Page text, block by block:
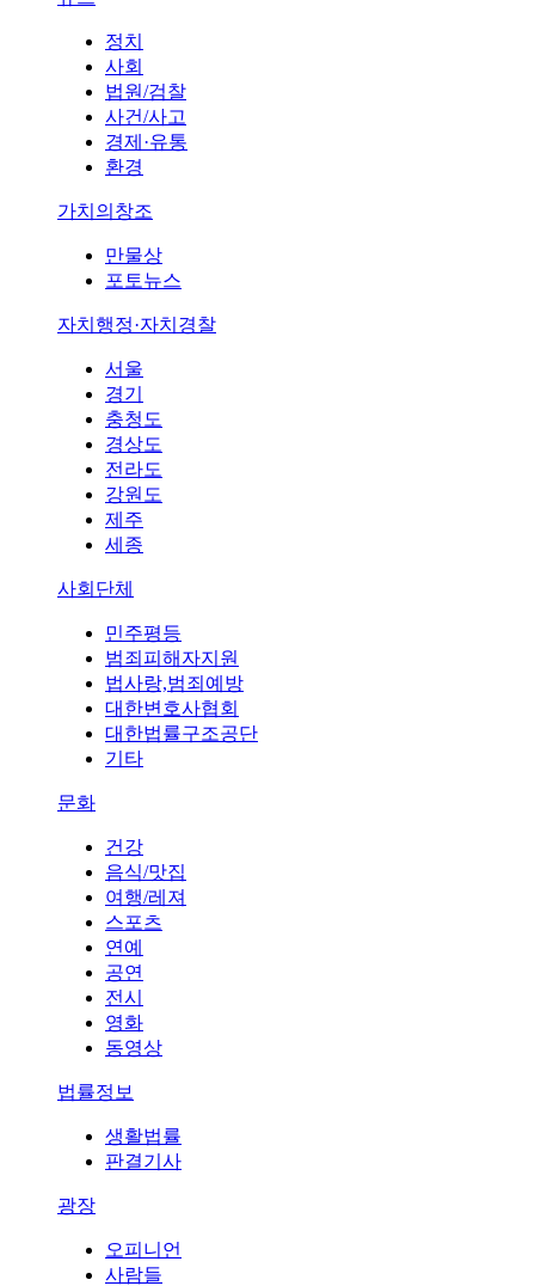
정치
사회
법원/검찰
사건/사고
경제·유통
환경
가치의창조
만물상
포토뉴스
자치행정·자치경찰
서울
경기
충청도
경상도
전라도
강원도
제주
세종
사회단체
민주평등
범죄피해자지원
법사랑,범죄예방
대한변호사협회
대한법률구조공단
기타
문화
건강
음식/맛집
여행/레져
스포츠
연예
공연
전시
영화
동영상
법률정보
생활법률
판결기사
광장
오피니언
사람들